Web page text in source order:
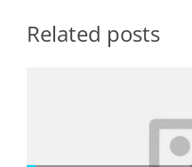
Related posts